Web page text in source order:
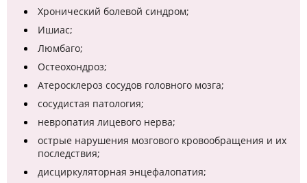
Хронический болевой синдром;
Ишиас;
Люмбаго;
Остеохондроз;
Атеросклероз сосудов головного мозга;
сосудистая патология;
невропатия лицевого нерва;
острые нарушения мозгового кровообращения и их
последствия;
дисциркуляторная энцефалопатия;